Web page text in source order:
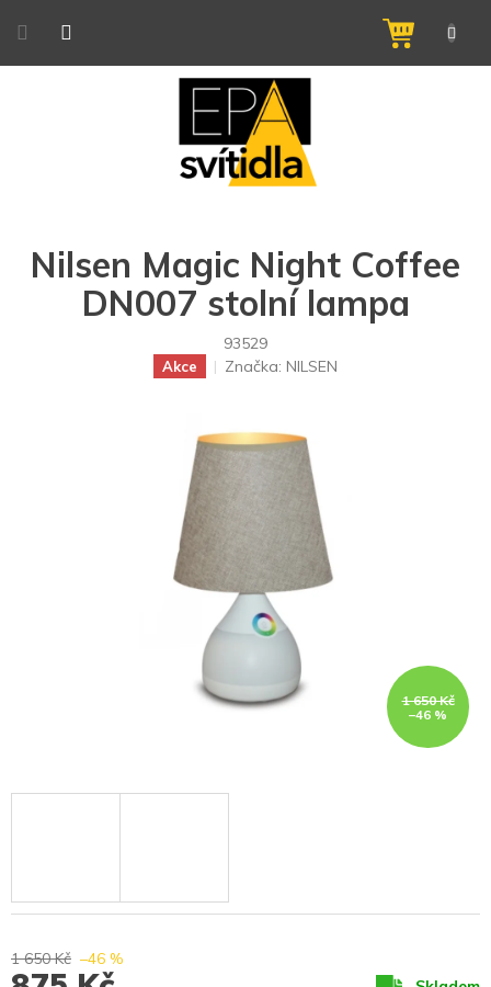
NÁKUPNÍ
KOŠÍK
Nilsen Magic Night Coffee
DN007 stolní lampa
93529
Akce Značka: NILSEN
1 650 Kč
–46 %
1 650 Kč –46 %